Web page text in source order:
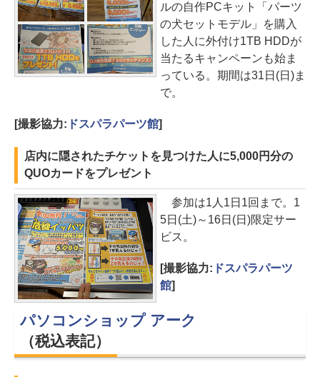
ルの自作PCキット「パーツ
の犬セットモデル」を購入
した人に外付け1TB HDDが
当たるキャンペーンも始ま
っている。期間は31日(日)ま
で。
[撮影協力: ドスパラパーツ館]
店内に隠されたチケットを見つけた人に5,000円分の
QUOカードをプレゼント
参加は1人1日1回まで。1
5日(土)～16日(日)限定サー
ビス。
[撮影協力: ドスパラパーツ
館]
パソコンショップ アーク
（税込表記）